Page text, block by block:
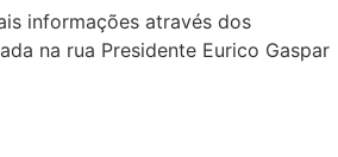
informações através dos
na rua Presidente Eurico Gaspar